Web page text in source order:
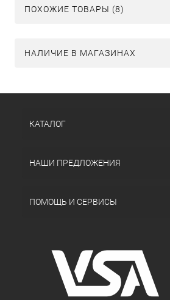
ПОХОЖИЕ ТОВАРЫ (8)
НАЛИЧИЕ В МАГАЗИНАХ
КАТАЛОГ
НАШИ ПРЕДЛОЖЕНИЯ
ПОМОЩЬ И СЕРВИСЫ